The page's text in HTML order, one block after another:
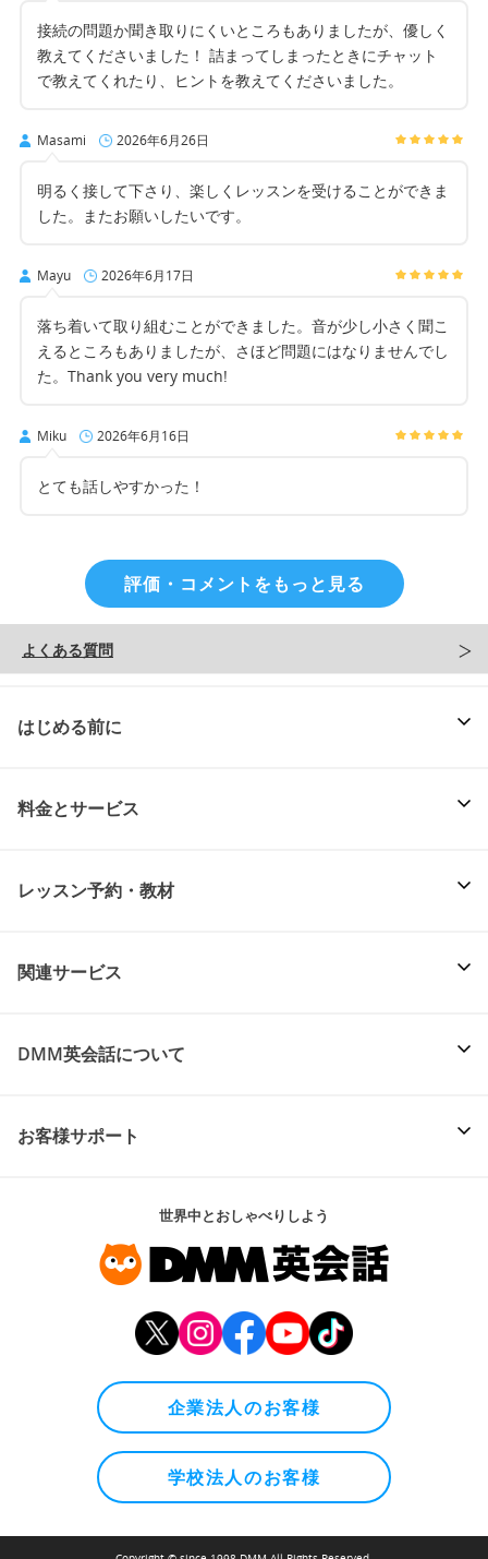
接続の問題か聞き取りにくいところもありましたが、優しく
教えてくださいました！ 詰まってしまったときにチャット
で教えてくれたり、ヒントを教えてくださいました。
Masami 2026年6月26日
明るく接して下さり、楽しくレッスンを受けることができま
した。またお願いしたいです。
Mayu 2026年6月17日
落ち着いて取り組むことができました。音が少し小さく聞こ
えるところもありましたが、さほど問題にはなりませんでし
た。Thank you very much!
Miku 2026年6月16日
とても話しやすかった！
評価・コメントをもっと見る
よくある質問
はじめる前に
料金とサービス
レッスン予約・教材
関連サービス
DMM英会話について
お客様サポート
世界中とおしゃべりしよう
企業法人のお客様
学校法人のお客様